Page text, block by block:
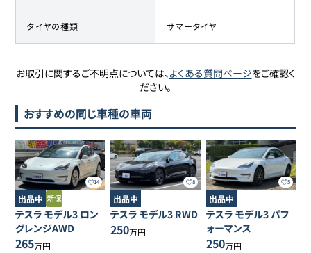
タイヤの種類 サマータイヤ
お取引に関するご不明点については、よくある質問ページをご確認く
ださい。
おすすめの同じ車種の車両
14
出品中
テスラ モデル3 ロン
グレンジAWD
265万円
8
出品中
テスラ モデル3 RWD
250万円
5
出品中
テスラ モデル3パフ
ォーマンス
250万円